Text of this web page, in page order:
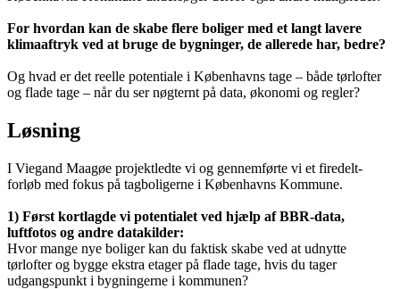
For hvordan kan de skabe flere boliger med et langt lavere
klimaaftryk ved at bruge de bygninger, de allerede har, bedre?
Og hvad er det reelle potentiale i Københavns tage – både tørlofter
og flade tage – når du ser nøgternt på data, økonomi og regler?
Løsning
I Viegand Maagøe projektledte vi og gennemførte vi et firedelt-
forløb med fokus på tagboligerne i Københavns Kommune.
1) Først kortlagde vi potentialet ved hjælp af BBR-data,
luftfotos og andre datakilder:
Hvor mange nye boliger kan du faktisk skabe ved at udnytte
tørlofter og bygge ekstra etager på flade tage, hvis du tager
udgangspunkt i bygningerne i kommunen?